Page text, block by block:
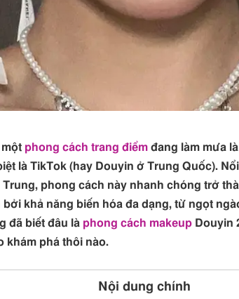
một phong cách trang điểm đang làm mưa
là TikTok (hay Douyin ở Trung Quốc).
Trung, phong cách này nhanh chóng trở
khả năng biến hóa đa dạng, từ ngọt
đã biết đâu là phong cách makeup Douyin
khám phá thôi nào.
Nội dung chính